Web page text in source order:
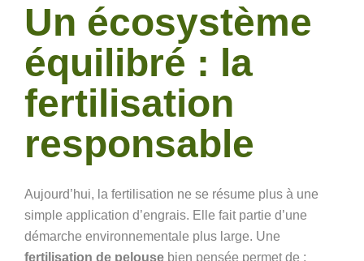
Un écosystème
équilibré : la
fertilisation
responsable
Aujourd’hui, la fertilisation ne se résume plus à une
simple application d’engrais. Elle fait partie d’une
démarche environnementale plus large. Une
fertilisation de pelouse bien pensée permet de :